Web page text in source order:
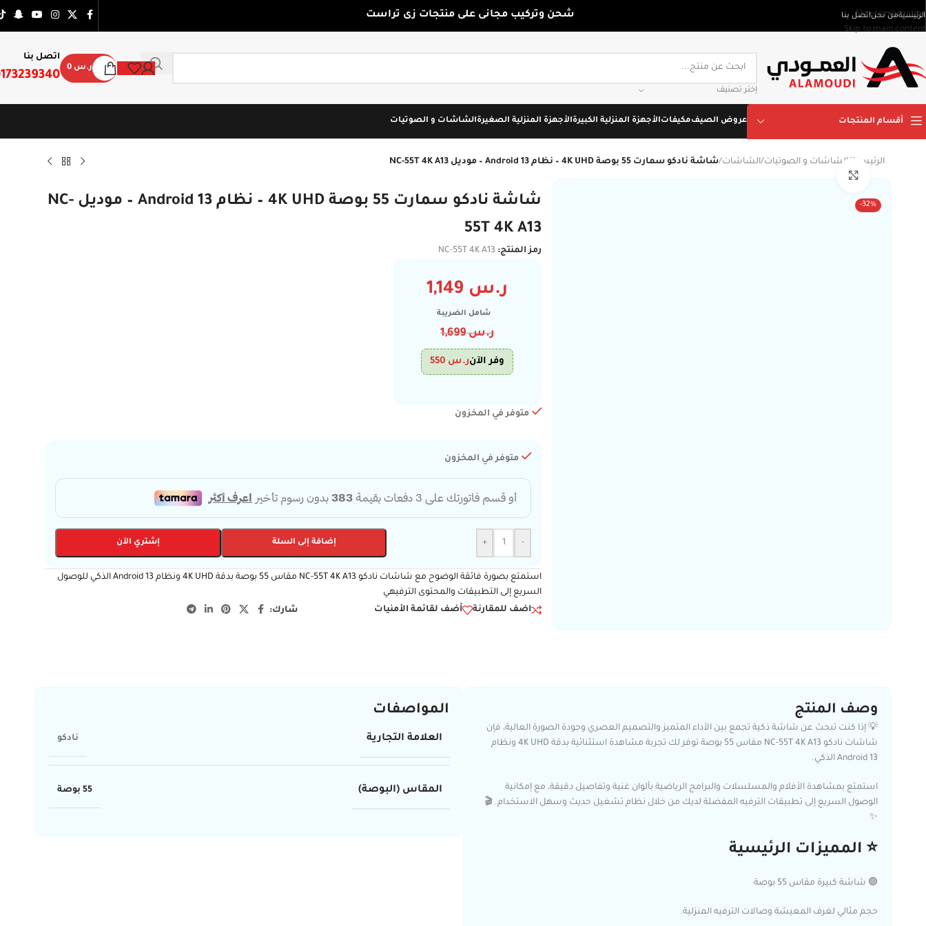
Skip to navigation
Skip to main content
الرئيسيةمن نحناتصل بنا شحن وتركيب مجانى على منتجات زى تراست
إختر تصنيف
ر.س
اتصل بنا
أقسام المنتجات عروض الصيفمكيفاتالأجهزة المنزلية الكبيرةالأجهزة المنزلية الصغيرةالشاشات و الصوتيات
الرئيسية / الشاشات و الصوتيات/الشاشات/شاشة نادكو سمارت 55 بوصة 4K UHD – نظام Android 13 – موديل NC-55T 4K A13
-32%
شاشة نادكو سمارت 55 بوصة 4K UHD – نظام Android 13 – موديل NC-
55T 4K A13
رمز المنتج: NC-55T 4K A13
ر.س
شامل الضريبة
ر.س1,699
وفر الآنر.س
متوفر في المخزون
متوفر في المخزون
-
+ إضافة إلى السلة إشتري الآن
استمتع بصورة فائقة الوضوح مع شاشات نادكو NC-55T 4K A13 مقاس 55 بوصة بدقة 4K UHD ونظام Android 13 الذكي للوصول
السريع إلى التطبيقات والمحتوى الترفيهي
اضف للمقارنة
أضف لقائمة الأمنيات شارك:
وصف المنتج
💡 إذا كنت تبحث عن شاشة ذكية تجمع بين الأداء المتميز والتصميم العصري وجودة الصورة العالية، فإن
شاشات نادكو NC-55T 4K A13 مقاس 55 بوصة توفر لك تجربة مشاهدة استثنائية بدقة 4K UHD ونظام
Android 13 الذكي.
استمتع بمشاهدة الأفلام والمسلسلات والبرامج الرياضية بألوان غنية وتفاصيل دقيقة، مع إمكانية
الوصول السريع إلى تطبيقات الترفيه المفضلة لديك من خلال نظام تشغيل حديث وسهل الاستخدام. 🎬
✨
⭐ المميزات الرئيسية
🟢 شاشة كبيرة مقاس 55 بوصة
حجم مثالي لغرف المعيشة وصالات الترفيه المنزلية.
المواصفات
العلامة التجارية نادكو
المقاس (البوصة) 55 بوصة